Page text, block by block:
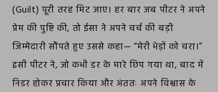
(Guilt) पूरी तरह मिट जाए। हर बार जब पीटर ने अपने
प्रेम की पुष्टि की, तो ईसा ने अपने चर्च की बड़ी
जिम्मेदारी सौंपते हुए उससे कहा— “मेरी भेड़ों को चरा।”
इसी पीटर ने, जो कभी डर के मारे छिप गया था, बाद में
निडर होकर प्रचार किया और अंततः अपने विश्वास के